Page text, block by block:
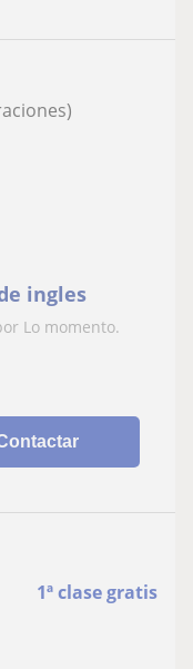
ingles
Lo momento.
1ª clase gratis